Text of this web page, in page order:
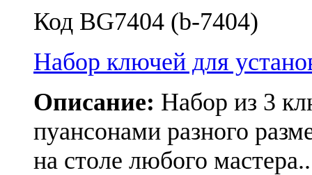
Код BG7404 (b-7404)
Набор ключей для
Описание: Набор из 3
пуансонами разного
на столе любого